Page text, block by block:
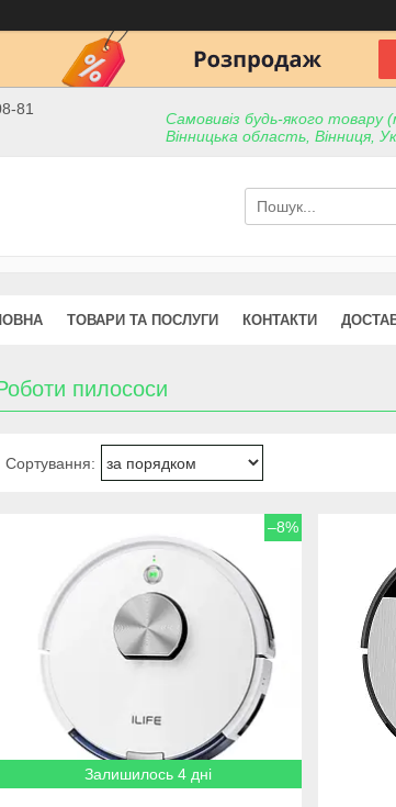
81
Самовивіз будь-якого товару
Вінницька область, Вінниця,
ТОВАРИ ТА ПОСЛУГИ КОНТАКТИ
пилососи
–8%
Залишилось 4 дні